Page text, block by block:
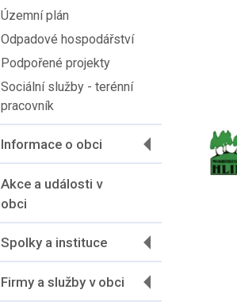
Územní plán
Odpadové hospodářství
Podpořené projekty
Sociální služby - terénní
pracovník
Informace o obci
Akce a události v
obci
Spolky a instituce
Firmy a služby v obci